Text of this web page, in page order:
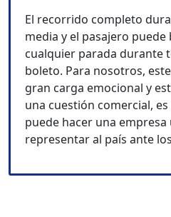
El recorrido completo
media y el pasajero puede
cualquier parada durante
boleto. Para nosotros,
gran carga emocional y
una cuestión comercial,
puede hacer una
representar al país ante